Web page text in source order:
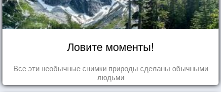
Ловите моменты!
Все эти необычные снимки природы сделаны обычными
людьми